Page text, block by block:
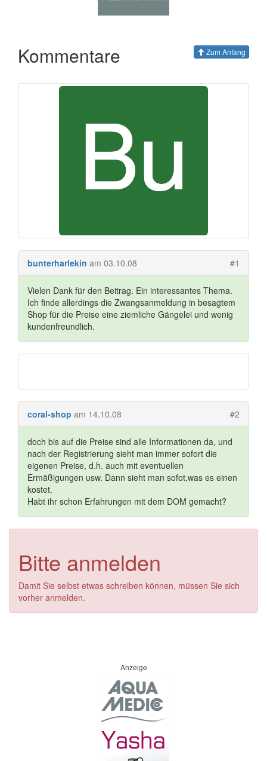
Kommentare Zum Anfang
bunterharlekin am 03.10.08 #1
Vielen Dank für den Beitrag. Ein interessantes Thema.
Ich finde allerdings die Zwangsanmeldung in besagtem
Shop für die Preise eine ziemliche Gängelei und wenig
kundenfreundlich.
coral-shop am 14.10.08 #2
doch bis auf die Preise sind alle Informationen da, und
nach der Registrierung sieht man immer sofort die
eigenen Preise, d.h. auch mit eventuellen
Ermäßigungen usw. Dann sieht man sofot,was es einen
kostet.
Habt ihr schon Erfahrungen mit dem DOM gemacht?
Bitte anmelden
Damit Sie selbst etwas schreiben können, müssen Sie sich
vorher anmelden.
Anzeige